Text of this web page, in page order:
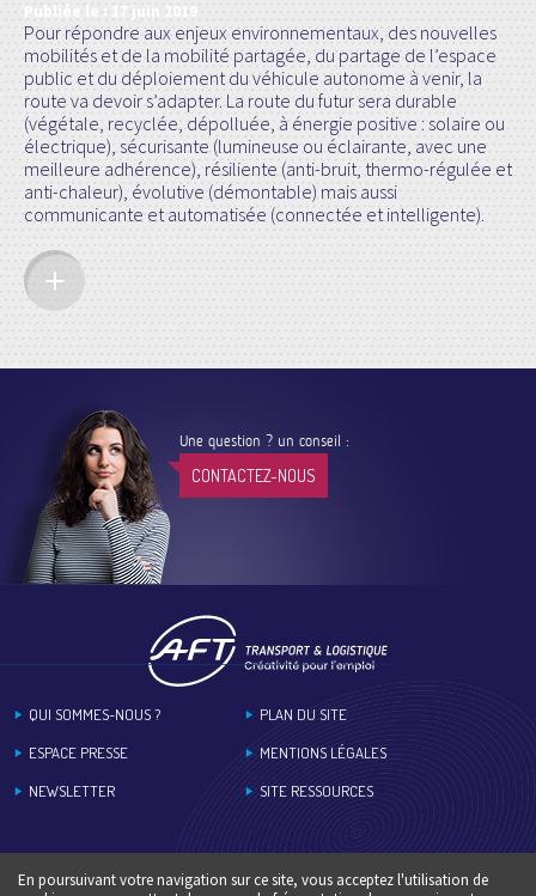
Publiée le : 17 juin 2019
Pour répondre aux enjeux environnementaux, des nouvelles
mobilités et de la mobilité partagée, du partage de l’espace
public et du déploiement du véhicule autonome à venir, la
route va devoir s’adapter. La route du futur sera durable
(végétale, recyclée, dépolluée, à énergie positive : solaire ou
électrique), sécurisante (lumineuse ou éclairante, avec une
meilleure adhérence), résiliente (anti-bruit, thermo-régulée et
anti-chaleur), évolutive (démontable) mais aussi
communicante et automatisée (connectée et intelligente).
Une question ? un conseil :
CONTACTEZ-NOUS
QUI SOMMES-NOUS ?
ESPACE PRESSE
NEWSLETTER
PLAN DU SITE
MENTIONS LÉGALES
SITE RESSOURCES
En poursuivant votre navigation sur ce site, vous acceptez l'utilisation de